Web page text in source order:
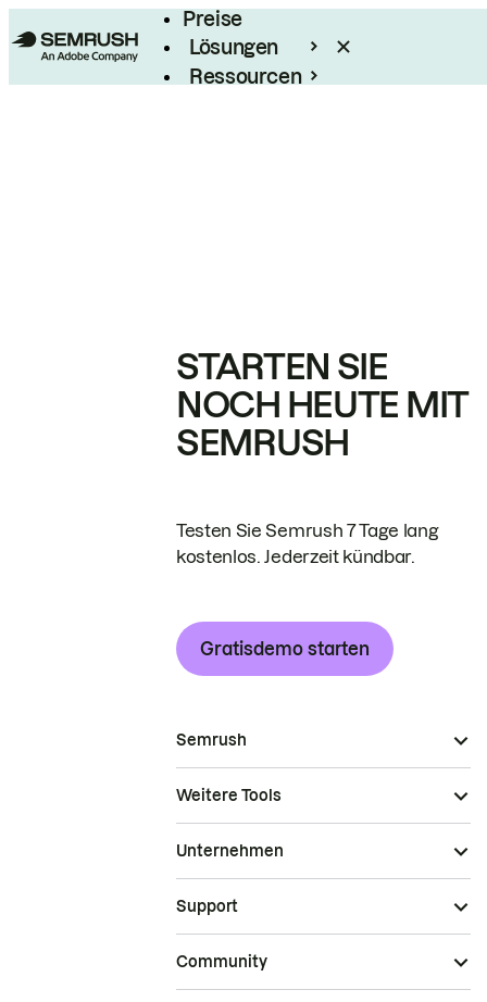
Preise
Lösungen
Ressourcen
STARTEN SIE
NOCH HEUTE MIT
SEMRUSH
Testen Sie Semrush 7 Tage lang
kostenlos. Jederzeit kündbar.
Gratisdemo starten
Semrush
Weitere Tools
Unternehmen
Support
Community